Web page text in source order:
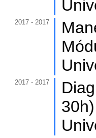
2017 - 2017
2017 - 2017